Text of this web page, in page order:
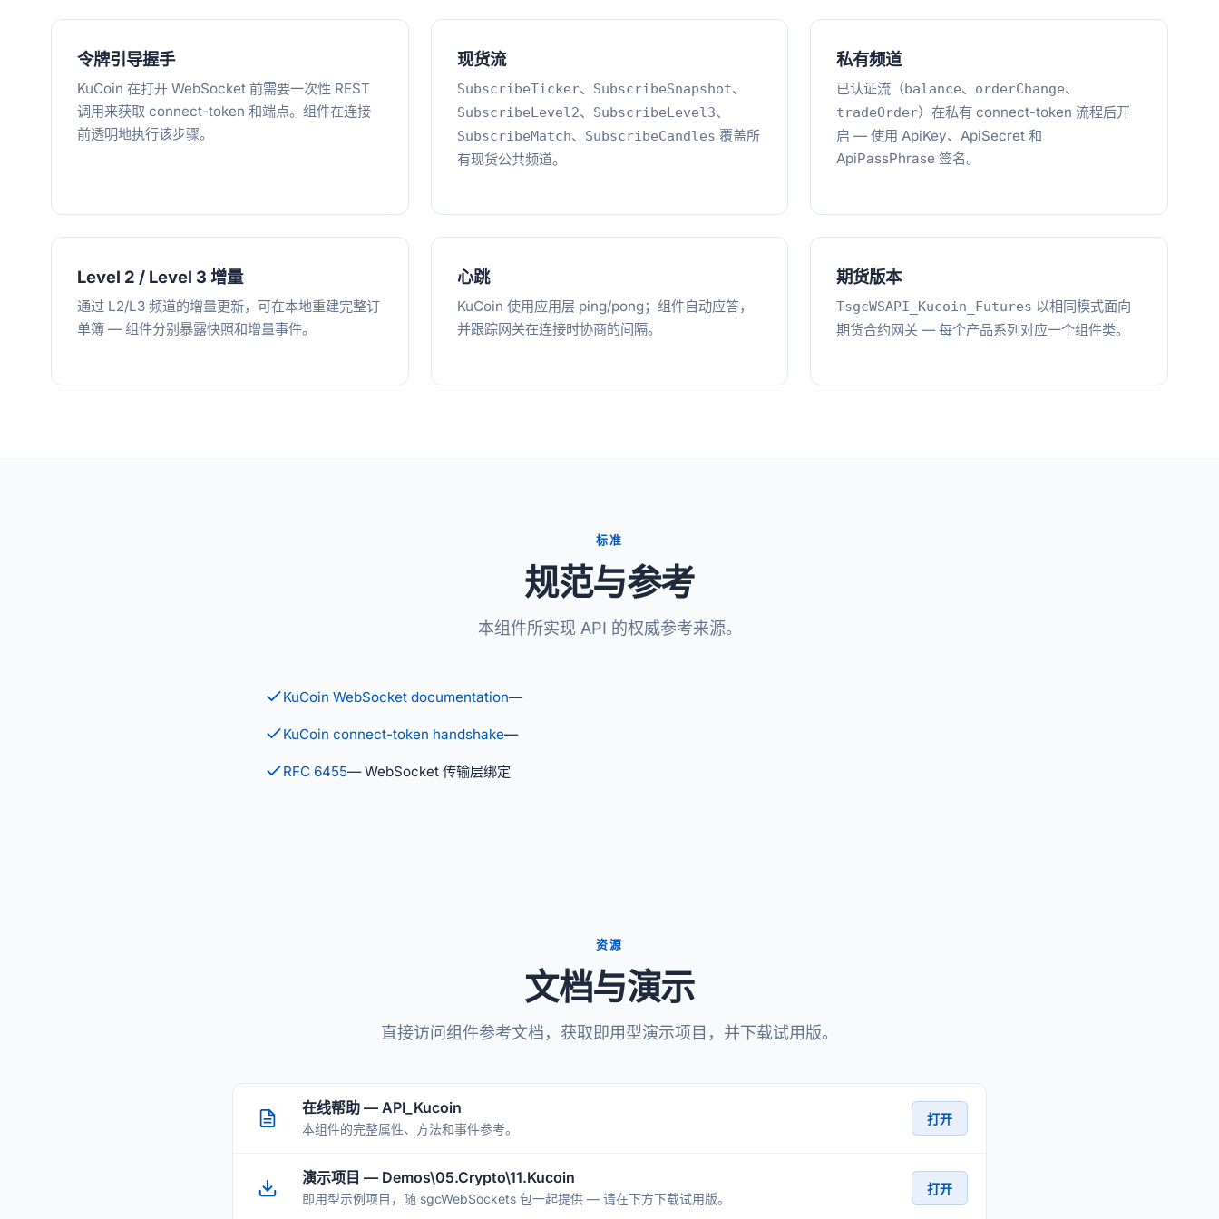
令牌引导握手
KuCoin 在打开 WebSocket 前需要一次性 REST
调用来获取 connect-token 和端点。组件在连接
前透明地执行该步骤。
现货流
SubscribeTicker、 SubscribeSnapshot、
SubscribeLevel2、 SubscribeLevel3、
SubscribeMatch、 SubscribeCandles 覆盖所
有现货公共频道。
私有频道
已认证流（balance、 orderChange、
tradeOrder）在私有 connect-token 流程后开
启 — 使用 ApiKey、ApiSecret 和
ApiPassPhrase 签名。
Level 2 / Level 3 增量
通过 L2/L3 频道的增量更新，可在本地重建完整订
单簿 — 组件分别暴露快照和增量事件。
心跳
KuCoin 使用应用层 ping/pong；组件自动应答，
并跟踪网关在连接时协商的间隔。
期货版本
TsgcWSAPI_Kucoin_Futures 以相同模式面向
期货合约网关 — 每个产品系列对应一个组件类。
标准
规范与参考
本组件所实现 API 的权威参考来源。
KuCoin WebSocket documentation—
KuCoin connect-token handshake—
RFC 6455— WebSocket 传输层绑定
资源
文档与演示
直接访问组件参考文档，获取即用型演示项目，并下载试用版。
在线帮助 — API_Kucoin
本组件的完整属性、方法和事件参考。
打开
演示项目 — Demos\05.Crypto\11.Kucoin
即用型示例项目，随 sgcWebSockets 包一起提供 — 请在下方下载试用版。
打开